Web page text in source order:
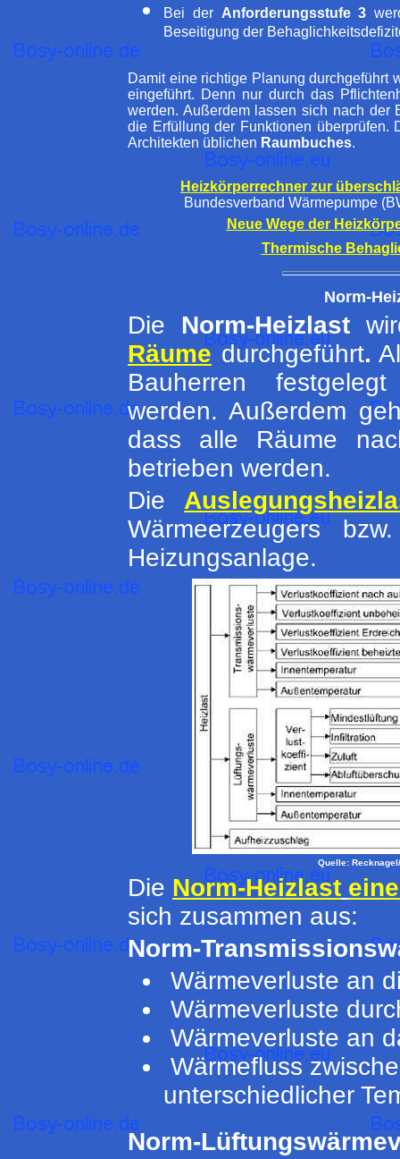
Bei der Anforderungsstufe 3
Beseitigung der
Damit eine richtige Planung
eingeführt. Denn nur durch das
werden. Außerdem lassen sich nach der
die Erfüllung der Funktionen
Architekten üblichen Raumbuches.
Heizkörperrechner zur
Bundesverband Wärmepumpe
Neue Wege der
Thermische
Norm-
Die Norm-Heizlast
Räume durchgeführt.
Bauherren
werden. Außerdem
dass alle Räume
betrieben werden.
Die
Wärmeerzeugers
Heizungsanlage.
Quelle:
Die Norm-Heizlast
sich zusammen aus:
Norm-
Wärmeverluste an
Wärmeverluste
Wärmeverluste an
Wärmefluss
unterschiedlicher
Norm-